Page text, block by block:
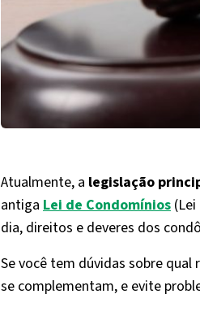
Atualmente, a legislação
antiga Lei de Condomínios
dia, direitos e deveres dos
Se você tem dúvidas sobre qual
se complementam, e evite